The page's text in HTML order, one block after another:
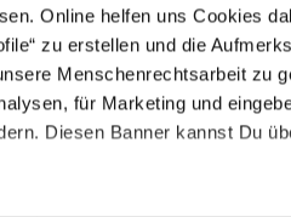
Online helfen uns Cookies
zu erstellen und die
Menschenrechtsarbeit zu
für Marketing und
Diesen Banner kannst Du
werden, dass
Krankenversicherung
möchte. Und ich hoffe,
und nicht dafür, zurück in